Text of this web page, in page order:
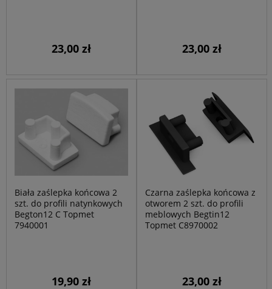
23,00 zł 23,00 zł
Biała zaślepka końcowa 2
szt. do profili natynkowych
Begton12 C Topmet
7940001
19,90 zł
Czarna zaślepka końcowa z
otworem 2 szt. do profili
meblowych Begtin12
Topmet C8970002
23,00 zł